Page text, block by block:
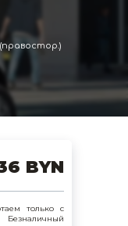
BYN
только с